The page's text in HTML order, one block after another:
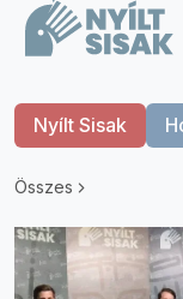
Nyílt Sisak
Összes